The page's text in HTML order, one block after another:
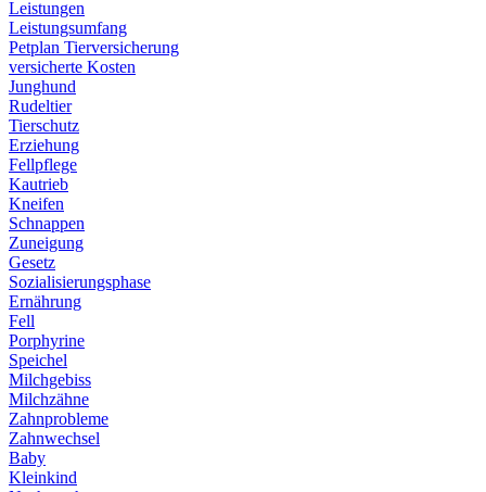
Leistungen
Leistungsumfang
Petplan Tierversicherung
versicherte Kosten
Junghund
Rudeltier
Tierschutz
Erziehung
Fellpflege
Kautrieb
Kneifen
Schnappen
Zuneigung
Gesetz
Sozialisierungsphase
Ernährung
Fell
Porphyrine
Speichel
Milchgebiss
Milchzähne
Zahnprobleme
Zahnwechsel
Baby
Kleinkind